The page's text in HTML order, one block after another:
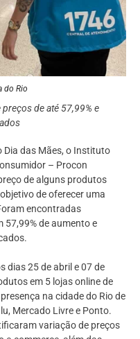
do Rio
de até 57,99% e
Dia das Mães, o Instituto
– Procon
de alguns produtos
de oferecer uma
encontradas
57,99% de aumento e
dias 25 de abril e 07 de
em 5 lojas online de
na cidade do Rio de
Mercado Livre e Ponto.
variação de preços